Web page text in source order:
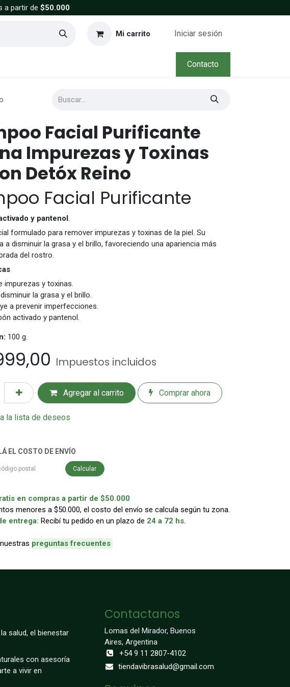
a partir de $50.000
Mi carrito Iniciar sesión
Contacto
Facial Purificante
Impurezas y Toxinas
Detóx Reino
Facial Purificante
y pantenol .
formulado para remover impurezas y toxinas de la piel. Su
a disminuir la grasa y el brillo, favoreciendo una apariencia más
del rostro.
impurezas y toxinas.
la grasa y el brillo.
a prevenir imperfecciones.
activado y pantenol.
100 g.
Impuestos incluidos
Agregar al carrito Comprar ahora
la lista de deseos
EL COSTO DE ENVÍO
Calcular
en compras a partir de $50.000
menores a $50.000, el costo del envío se calcula según tu zona.
entrega: Recibí tu pedido en un plazo de 24 a 72 hs.
preguntas frecuentes
salud, el bienestar
con asesoría
a vivir en
Contactanos
Lomas del Mirador, Buenos
Aires, Argentina
+54 9 11 2807-4102
tiendavibrasalud@gmail.com